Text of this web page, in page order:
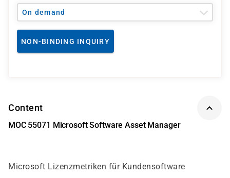
On demand
NON-BINDING INQUIRY
Content
MOC 55071 Microsoft Software Asset Manager
Microsoft Lizenzmetriken für Kundensoftware